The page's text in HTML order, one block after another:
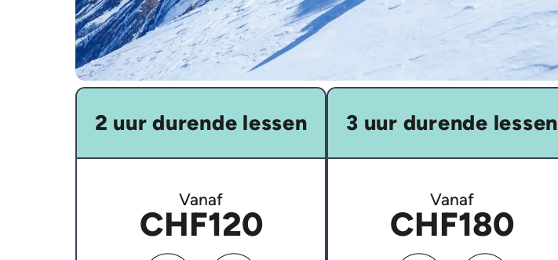
2 uur durende lessen
Vanaf
CHF120
3 uur durende lessen
Vanaf
CHF180